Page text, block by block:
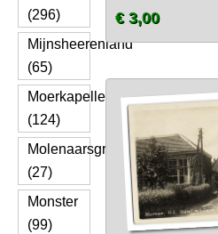
(296)
Mijnsheerenland
(65)
Moerkapelle
(124)
Molenaarsgraaf
(27)
Monster
(99)
€ 3,00